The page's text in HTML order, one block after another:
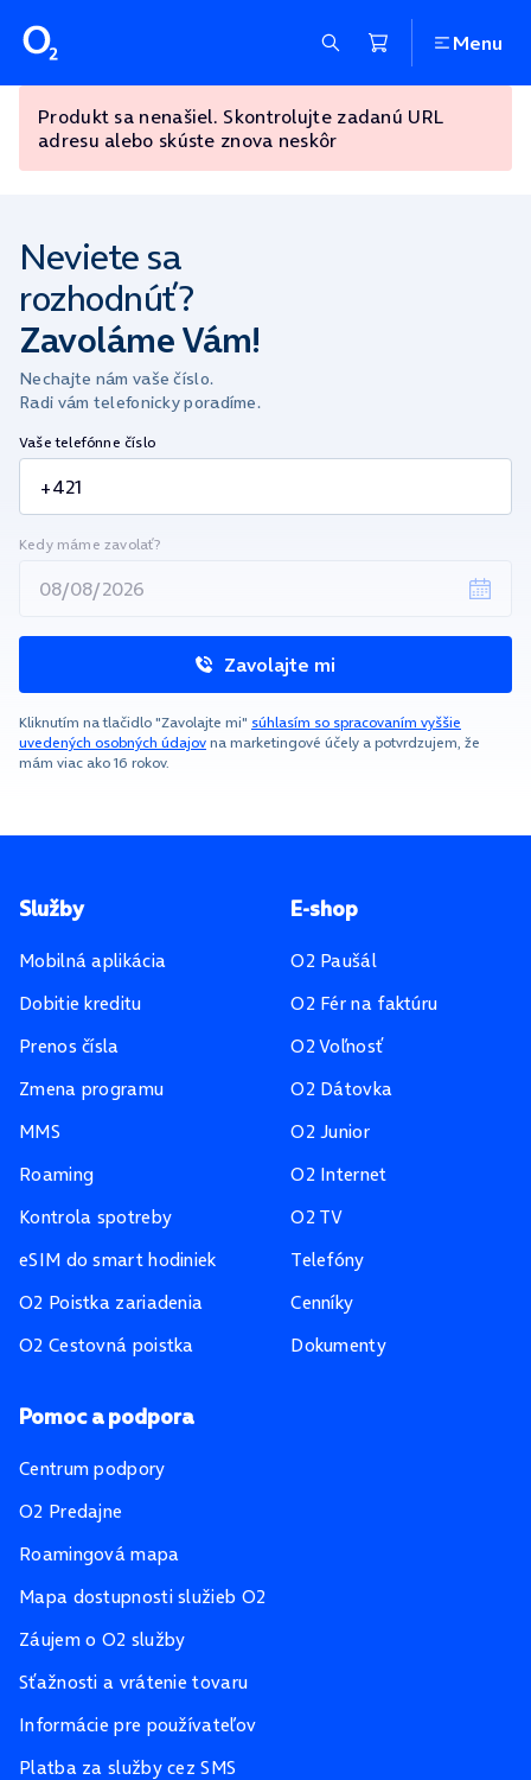
Menu
Produkt sa nenašiel. Skontrolujte zadanú URL
adresu alebo skúste znova neskôr
Neviete sa
rozhodnúť?
Zavoláme Vám!
Nechajte nám vaše číslo.
Radi vám telefonicky poradíme.
Vaše telefónne číslo
Kedy máme zavolať?
Zavolajte mi
Kliknutím na tlačidlo "Zavolajte mi" súhlasím so spracovaním vyššie
uvedených osobných údajovna marketingové účely a potvrdzujem, že
mám viac ako 16 rokov.
Pätička stránky
Služby
Mobilná aplikácia
Dobitie kreditu
Prenos čísla
Zmena programu
MMS
Roaming
Kontrola spotreby
eSIM do smart hodiniek
O2 Poistka zariadenia
O2 Cestovná poistka
E-shop
O2 Paušál
O2 Fér na faktúru
O2 Voľnosť
O2 Dátovka
O2 Junior
O2 Internet
O2 TV
Telefóny
Cenníky
Dokumenty
Pomoc a podpora
Centrum podpory
O2 Predajne
Roamingová mapa
Mapa dostupnosti služieb O2
Záujem o O2 služby
Sťažnosti a vrátenie tovaru
Informácie pre používateľov
Platba za služby cez SMS